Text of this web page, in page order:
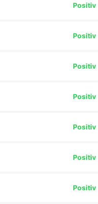
Positiv
Positiv
Positiv
Positiv
Positiv
Positiv
Positiv